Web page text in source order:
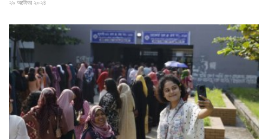
২৯ অক্টোবর ২০২৪